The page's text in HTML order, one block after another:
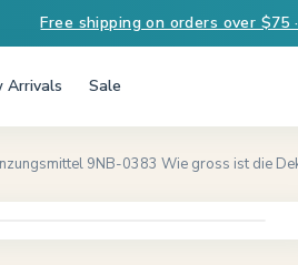
Free shipping on orders over
Arrivals Sale
9NB-0383 Wie gross ist die